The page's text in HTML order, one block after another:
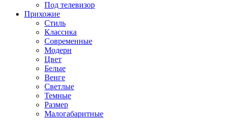
Под телевизор
Прихожие
Стиль
Классика
Современные
Модерн
Цвет
Белые
Венге
Светлые
Темные
Размер
Малогабаритные